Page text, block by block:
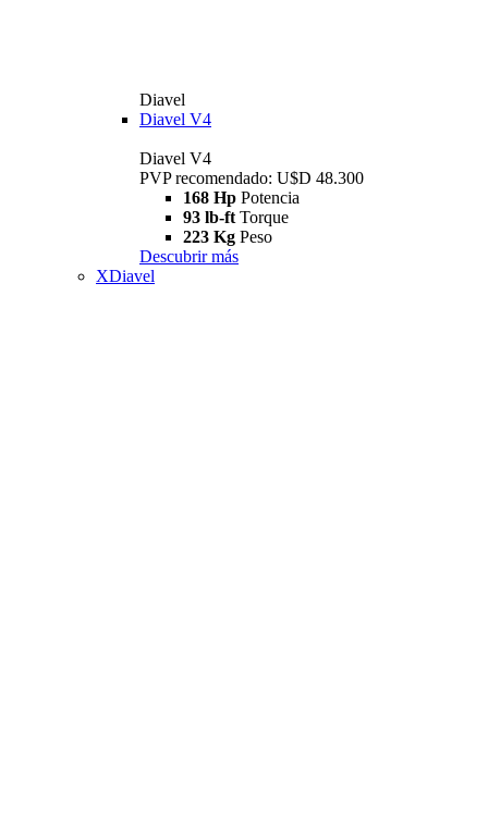
Diavel
Diavel V4
Diavel V4
PVP recomendado: U$D 48.300
168 Hp Potencia
93 lb-ft Torque
223 Kg Peso
Descubrir más
XDiavel